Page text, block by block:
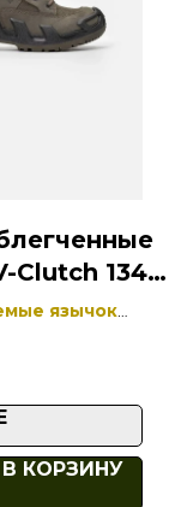
Clutch 1348
Dutyязычок
В КОРЗИНУ